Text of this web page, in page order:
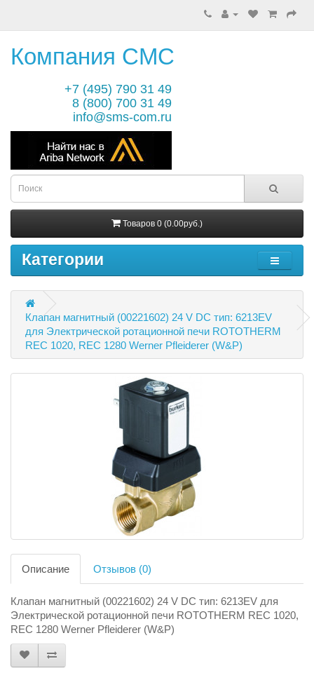
Компания СМС
+7 (495) 790 31 49
8 (800) 700 31 49
info@sms-com.ru
Товаров 0 (0.00руб.)
Категории
Клапан магнитный (00221602) 24 V DC тип: 6213EV
для Электрической ротационной печи ROTOTHERM
REC 1020, REC 1280 Werner Pfleiderer (W&P)
Описание Отзывов (0)
Клапан магнитный (00221602) 24 V DC тип: 6213EV для
Электрической ротационной печи ROTOTHERM REC 1020,
REC 1280 Werner Pfleiderer (W&P)